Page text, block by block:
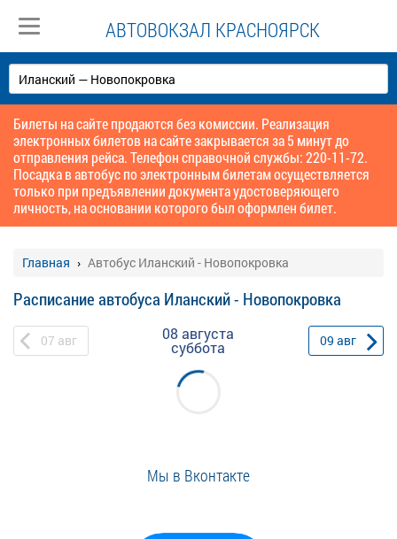
АВТОВОКЗАЛ КРАСНОЯРСК
Билеты на сайте продаются без комиссии. Реализация
электронных билетов на сайте закрывается за 5 минут до
отправления рейса. Телефон справочной службы: 220-11-72.
Посадка в автобус по электронным билетам осуществляется
только при предъявлении документа удостоверяющего
личность, на основании которого был оформлен билет.
Главная Автобус Иланский - Новопокровка
Расписание автобуса Иланский - Новопокровка
07 авг 08 августа
суббота 09 авг
Мы в Вконтакте